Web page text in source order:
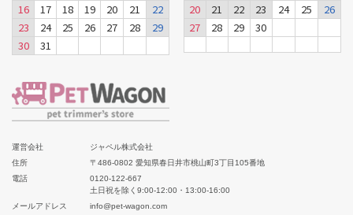
16
17 18 19 20 21
22
23
24 25 26 27 28
29
30
31
20
21 22 23 24 25
26
27
28 29 30
運営会社
ジャペル株式会社
住所
〒486-0802 愛知県春日井市桃山町3丁目105番地
電話
0120-122-667
土日祝を除く9:00-12:00・13:00-16:00
メールアドレス
info@pet-wagon.com